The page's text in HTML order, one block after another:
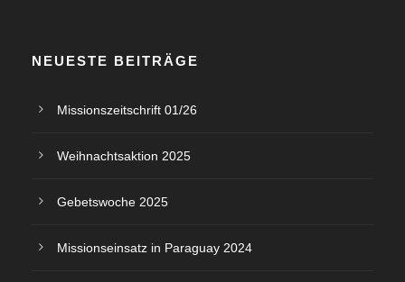
NEUESTE BEITRÄGE
Missionszeitschrift 01/26
Weihnachtsaktion 2025
Gebetswoche 2025
Missionseinsatz in Paraguay 2024